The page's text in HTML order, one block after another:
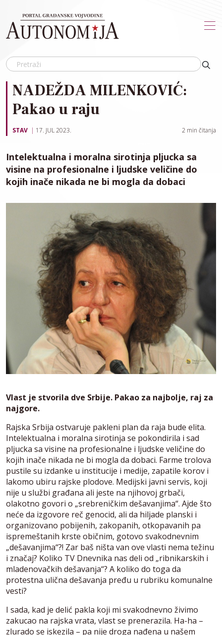
NADEŽDA MILENKOVIĆ:
Pakao u raju
STAV 17. JUL 2023. 2 min čitanja
Intelektualna i moralna sirotinja pljucka sa
visine na profesionalne i ljudske veličine do
kojih inače nikada ne bi mogla da dobaci
Vlast je stvorila dve Srbije. Pakao za najbolje, raj za
najgore.
Rajska Srbija ostvaruje pakleni plan da raja bude elita.
Intelektualna i moralna sirotinja se pokondirila i sad
pljucka sa visine na profesionalne i ljudske veličine do
kojih inače nikada ne bi mogla da dobaci. Farme trolova
pustile su izdanke u institucije i medije, zapatile korov i
lakomo ubiru rajske plodove. Medijski javni servis, koji
nije u službi građana ali jeste na njihovoj grbači,
olakotno govori o „srebreničkim dešavanjima“. Ajde što
neće da izgovore reč genocid, ali da hiljade planski i
organizovano pobijenih, zakopanih, otkopavanih pa
ispremeštanih krste običnim, gotovo svakodnevnim
„dešavanjima“?! Zar baš ništa van ove vlasti nema težinu
i značaj? Koliko TV Dnevnika nas deli od „ribnikarskih i
mladenovačkih dešavanja“? A koliko do toga da
protestna ulična dešavanja pređu u rubriku komunalne
vesti?
I sada, kad je delić pakla koji mi svakodnevno živimo
zakucao na rajska vrata, vlast se prenerazila. Ha-ha –
zlurado se iskezila – pa nije droga nađena u našem